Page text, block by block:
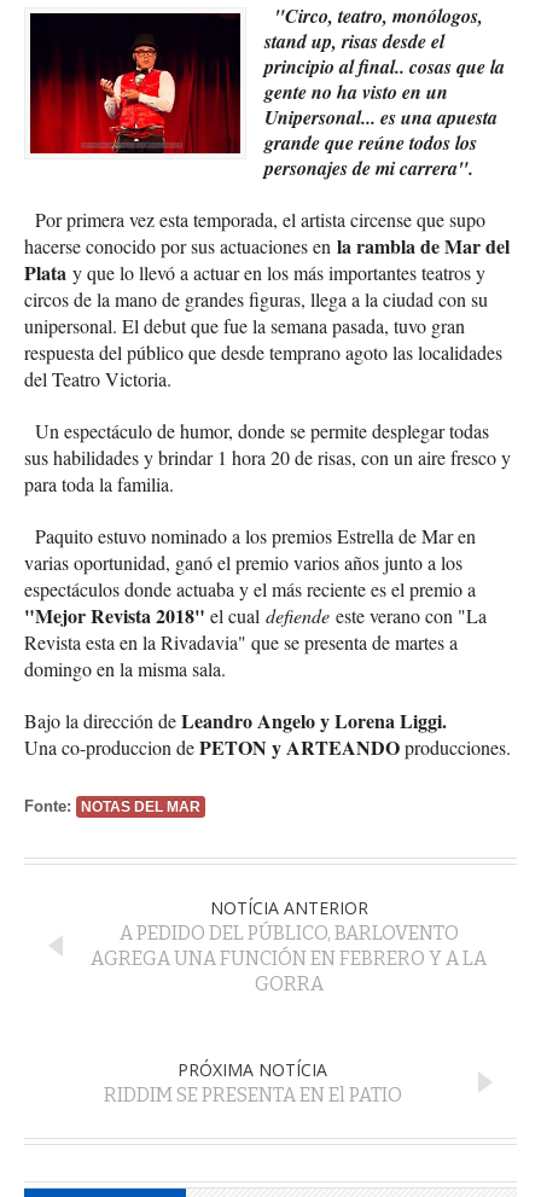
"Circo, teatro, monólogos,
stand up, risas desde el
principio al final.. cosas que la
gente no ha visto en un
Unipersonal... es una apuesta
grande que reúne todos los
personajes de mi carrera".
Por primera vez esta temporada, el artista circense que supo
hacerse conocido por sus actuaciones en la rambla de Mar del
Plata y que lo llevó a actuar en los más importantes teatros y
circos de la mano de grandes figuras, llega a la ciudad con su
unipersonal. El debut que fue la semana pasada, tuvo gran
respuesta del público que desde temprano agoto las localidades
del Teatro Victoria.
Un espectáculo de humor, donde se permite desplegar todas
sus habilidades y brindar 1 hora 20 de risas, con un aire fresco y
para toda la familia.
Paquito estuvo nominado a los premios Estrella de Mar en
varias oportunidad, ganó el premio varios años junto a los
espectáculos donde actuaba y el más reciente es el premio a
"Mejor Revista 2018" el cual defiende este verano con "La
Revista esta en la Rivadavia" que se presenta de martes a
domingo en la misma sala.
Bajo la dirección deLeandro Angelo y Lorena Liggi.
Una co-produccion dePETON y ARTEANDOproducciones.
Fonte: NOTAS DEL MAR
NOTÍCIA ANTERIOR
A PEDIDO DEL PÚBLICO, BARLOVENTO
AGREGA UNA FUNCIÓN EN FEBRERO Y A LA
GORRA
PRÓXIMA NOTÍCIA
RIDDIM SE PRESENTA EN El PATIO